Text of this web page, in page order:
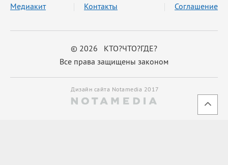
© 2026 КТО?ЧТО?ГДЕ?
Все права защищены законом
Медиакит Контакты Соглашение
Дизайн сайта Notamedia 2017